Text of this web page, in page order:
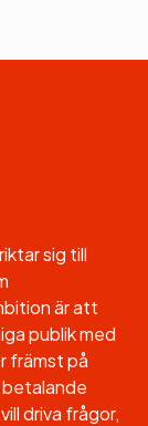
sig till
är att
publik med
främst på
betalande
driva frågor,